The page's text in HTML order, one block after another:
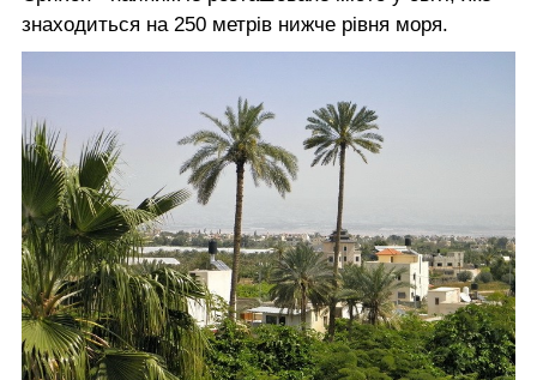
знаходиться на 250 метрів нижче рівня моря.